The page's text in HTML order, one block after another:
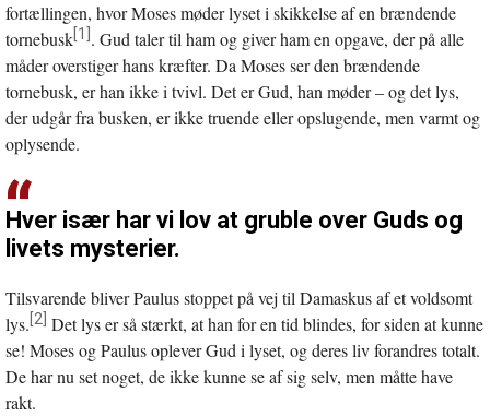
fortællingen, hvor Moses møder lyset i skikkelse af en brændende
tornebusk [1] . Gud taler til ham og giver ham en opgave, der på alle
måder overstiger hans kræfter. Da Moses ser den brændende
tornebusk, er han ikke i tvivl. Det er Gud, han møder – og det lys,
der udgår fra busken, er ikke truende eller opslugende, men varmt og
oplysende.
Hver især har vi lov at gruble over Guds og
livets mysterier.
Tilsvarende bliver Paulus stoppet på vej til Damaskus af et voldsomt
lys. [2] Det lys er så stærkt, at han for en tid blindes, for siden at kunne
se! Moses og Paulus oplever Gud i lyset, og deres liv forandres totalt.
De har nu set noget, de ikke kunne se af sig selv, men måtte have
rakt.